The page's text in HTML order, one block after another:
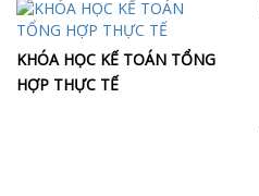
KHÓA HỌC KẾ TOÁN TỔNG
HỢP THỰC TẾ